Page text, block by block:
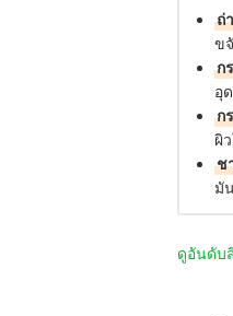
ถ่
ข
ก
อุ
ก
ผิ
ช
มั
ดูอันดับ